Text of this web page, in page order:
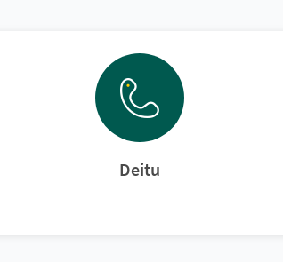
Deitu